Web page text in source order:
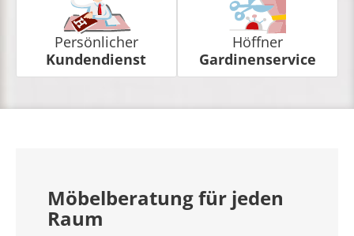
Persönlicher
Kundendienst
Höffner
Gardinenservice
Möbelberatung für jeden
Raum